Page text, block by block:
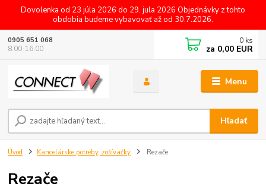
Dovolenka od 23 júla 2026 do 29. jula 2026 Objednávky z tohto
obdobia budeme vybavovať až od 30.7.2026.
Menu
Hľadať
0905 651 068
8.00-16.00
0 ks
za 0,00 EUR
Úvod Kancelárske potreby, zošívačky Rezače
Rezače